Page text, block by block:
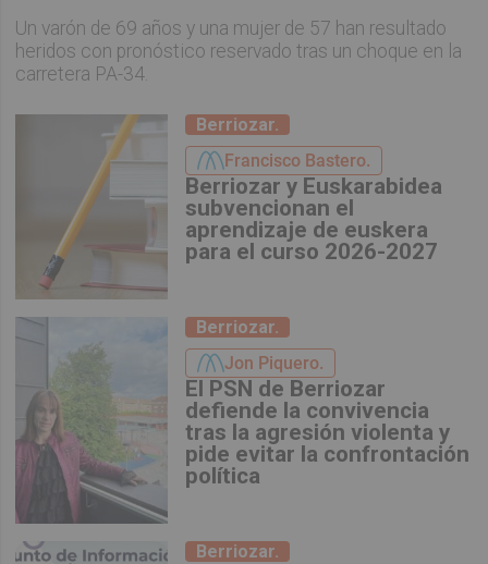
Un varón de 69 años y una mujer de 57 han resultado
heridos con pronóstico reservado tras un choque en la
carretera PA-34.
Berriozar.
Francisco Bastero.
Berriozar y Euskarabidea
subvencionan el
aprendizaje de euskera
para el curso 2026-2027
Berriozar.
Jon Piquero.
El PSN de Berriozar
defiende la convivencia
tras la agresión violenta y
pide evitar la confrontación
política
Berriozar.